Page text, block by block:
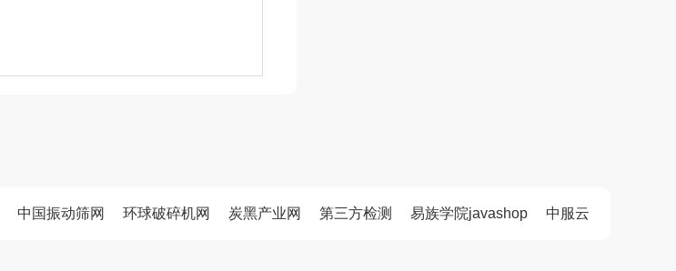
中国振动筛网 环球破碎机网 炭黑产业网 第三方检测 易族学院javashop 中服云